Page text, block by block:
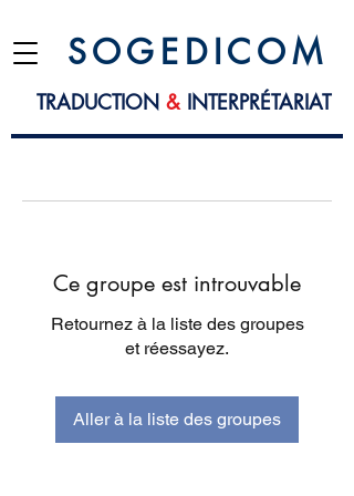
S O G E D I C O M
TRADUCTION &INTERPRÉTARIAT
Ce groupe est introuvable
Retournez à la liste des groupes
et réessayez.
Aller à la liste des groupes